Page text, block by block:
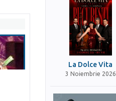
La Dolce Vita
3 Noiembrie 2026